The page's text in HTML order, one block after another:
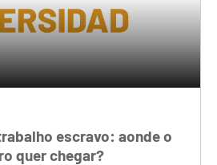
escravo: aonde o
quer chegar?